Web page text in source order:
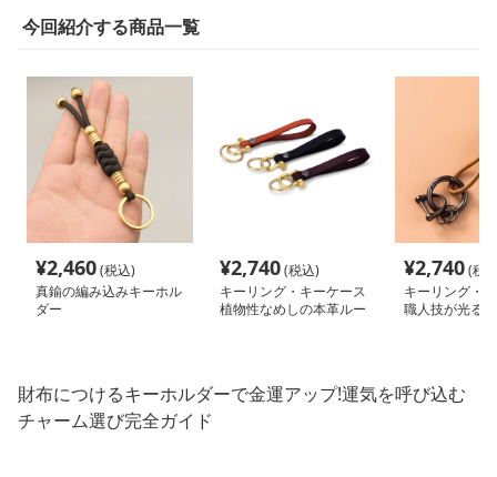
今回紹介する商品一覧
¥2,460(税込)
真鍮の編み込みキーホル
ダー
¥2,740(税込)
キーリング・キーケース
植物性なめしの本革ルー
¥2,740(税
キーリング・
職人技が光る
財布につけるキーホルダーで金運アップ!運気を呼び込む
チャーム選び完全ガイド